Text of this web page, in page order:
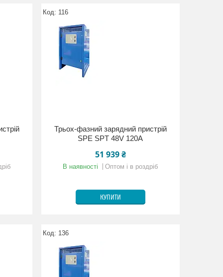
116
Трьох-фазний зарядний пристрій
SPE SPT 48V 120A
51 939 ₴
В наявності Оптом і в роздріб
КУПИТИ
136